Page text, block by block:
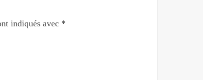
indiqués avec *